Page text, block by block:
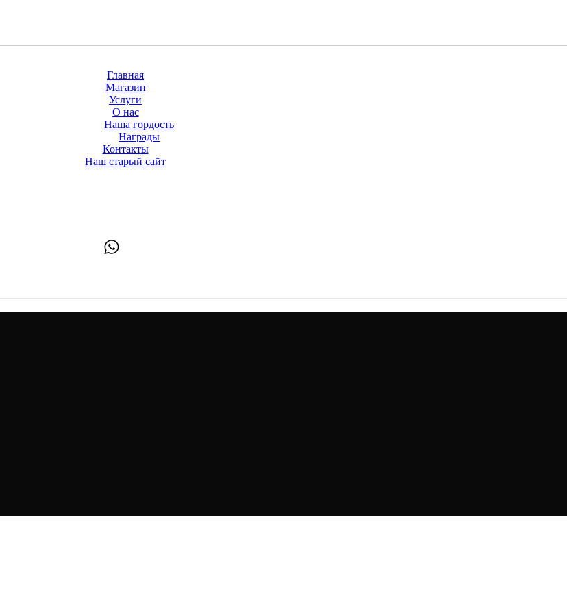
Главная
Магазин
Услуги
О нас
Наша гордость
Награды
Контакты
Наш старый сайт